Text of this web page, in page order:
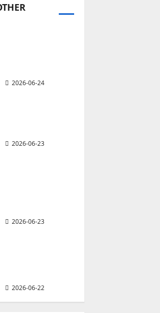
2026-06-24
2026-06-23
2026-06-23
2026-06-22